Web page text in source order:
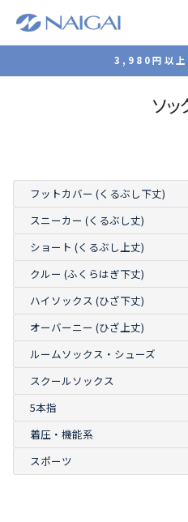
3,980円以上
ソッ
フットカバー (くるぶし下丈)
スニーカー (くるぶし丈)
ショート (くるぶし上丈)
クルー (ふくらはぎ下丈)
ハイソックス (ひざ下丈)
オーバーニー (ひざ上丈)
ルームソックス・シューズ
スクールソックス
5本指
着圧・機能系
スポーツ